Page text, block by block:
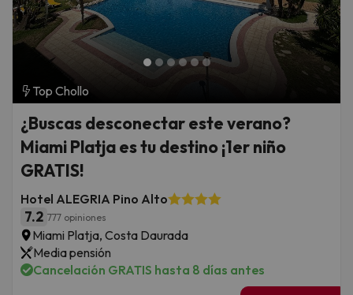
Top Chollo
¿Buscas desconectar este verano?
Miami Platja es tu destino ¡1er niño
GRATIS!
Hotel ALEGRIA Pino Alto
7.2 777 opiniones
Miami Platja, Costa Daurada
Media pensión
Cancelación GRATIS hasta 8 días antes